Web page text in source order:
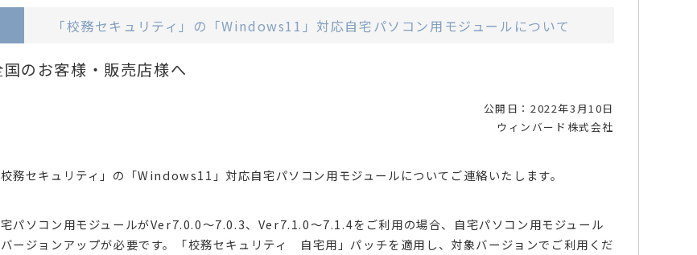
「校務セキュリティ」の「Windows11」対応自宅パソコン用モジュールについて
国のお客様・販売店様へ
公開日：2022年3月10日
ウィンバード株式会社
校務セキュリティ」の「Windows11」対応自宅パソコン用モジュールについてご連絡いたします。
パソコン用モジュールがVer7.0.0～7.0.3、Ver7.1.0～7.1.4をご利用の場合、自宅パソコン用モジュール
ージョンアップが必要です。「校務セキュリティ 自宅用」パッチを適用し、対象バージョンでご利用くだ